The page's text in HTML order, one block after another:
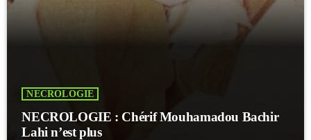
NECROLOGIE
NECROLOGIE : Chérif Mouhamadou Bachir
Lahi n’est plus